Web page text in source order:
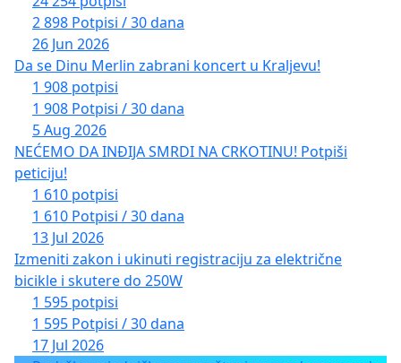
2 898 Potpisi / 30 dana
26 Jun 2026
Da se Dinu Merlin zabrani koncert u Kraljevu!
1 908 potpisi
1 908 Potpisi / 30 dana
5 Aug 2026
NEĆEMO DA INĐIJA SMRDI NA CRKOTINU! Potpiši
peticiju!
1 610 potpisi
1 610 Potpisi / 30 dana
13 Jul 2026
Izmeniti zakon i ukinuti registraciju za električne
bicikle i skutere do 250W
1 595 potpisi
1 595 Potpisi / 30 dana
17 Jul 2026